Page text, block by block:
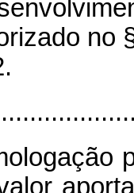
no